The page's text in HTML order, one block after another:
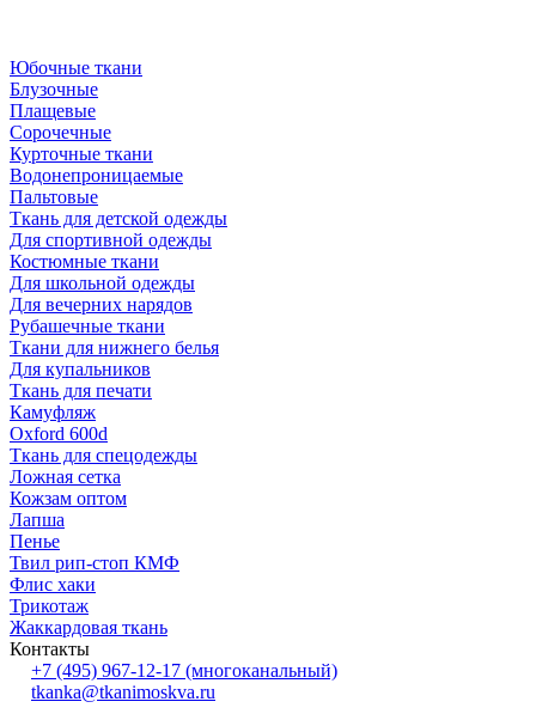
Юбочные ткани
Блузочные
Плащевые
Сорочечные
Курточные ткани
Водонепроницаемые
Пальтовые
Ткань для детской одежды
Для спортивной одежды
Костюмные ткани
Для школьной одежды
Для вечерних нарядов
Рубашечные ткани
Ткани для нижнего белья
Для купальников
Ткань для печати
Камуфляж
Oxford 600d
Ткань для спецодежды
Ложная сетка
Кожзам оптом
Лапша
Пенье
Твил рип-стоп КМФ
Флис хаки
Трикотаж
Жаккардовая ткань
Контакты
+7 (495) 967-12-17 (многоканальный)
tkanka@tkanimoskva.ru